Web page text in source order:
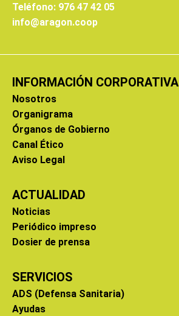
Teléfono: 976 47 42 05
info@aragon.coop
INFORMACIÓN CORPORATIVA
Nosotros
Organigrama
Órganos de Gobierno
Canal Ético
Aviso Legal
ACTUALIDAD
Noticias
Periódico impreso
Dosier de prensa
SERVICIOS
ADS (Defensa Sanitaria)
Ayudas